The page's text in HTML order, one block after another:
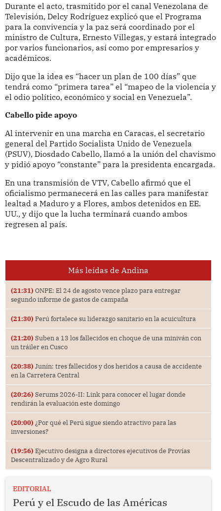
Durante el acto, trasmitido por el canal Venezolana de
Televisión, Delcy Rodríguez explicó que el Programa
para la convivencia y la paz será coordinado por el
ministro de Cultura, Ernesto Villegas, y estará integrado
por varios funcionarios, así como por empresarios y
académicos.
Dijo que la idea es “hacer un plan de 100 días” que
tendrá como “primera tarea” el “mapeo de la violencia y
el odio político, económico y social en Venezuela”.
Cabello pide apoyo
Al intervenir en una marcha en Caracas, el secretario
general del Partido Socialista Unido de Venezuela
(PSUV), Diosdado Cabello, llamó a la unión del chavismo
y pidió apoyo “constante” para la presidenta encargada.
En una transmisión de VTV, Cabello afirmó que el
oficialismo permanecerá en las calles para manifestar
lealtad a Maduro y a Flores, ambos detenidos en EE.
UU., y dijo que la lucha terminará cuando ambos
regresen al país.
Más leídas de Andina
(21:31) ONPE: El 24 de agosto vence plazo para entregar
segundo informe de gastos de campaña
(21:30) Perú fortalece su liderazgo sanitario en la acuicultura
(21:20) Suben a 13 los fallecidos en choque de una miniván con
un tráiler en Cusco
(20:38) Junín: tres fallecidos y dos heridos a causa de accidente
en la Carretera Central
(20:26) Serums 2026-II: Link para conocer el lugar donde
rendirán la evaluación este domingo
(20:00) ¿Por qué el Perú sigue siendo atractivo para las
inversiones?
(19:56) Ejecutivo designa a directores ejecutivos de Provías
Descentralizado y de Agro Rural
EDITORIAL
Perú y el Escudo de las Américas